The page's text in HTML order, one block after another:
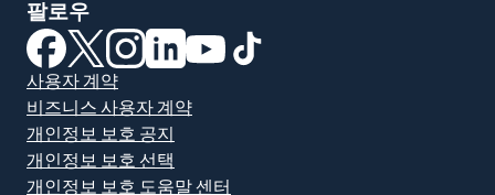
팔로우
(새 창에서 열림)
(새 창에서 열림)
(새 창에서 열림)
(새 창에서 열림)
(새 창에서 열림)
사용자 계약
비즈니스 사용자 계약
개인정보 보호 공지
개인정보 보호 선택
개인정보 보호 도움말 센터